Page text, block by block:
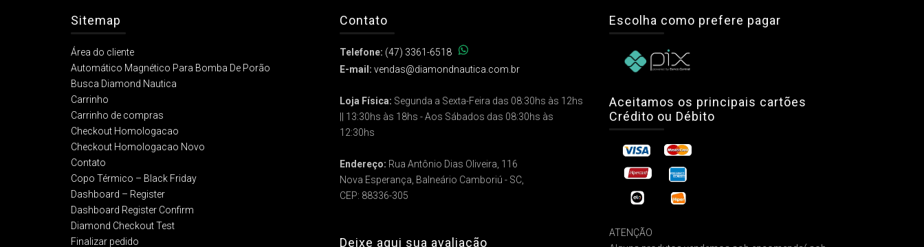
Sitemap
Área do cliente
Automático Magnético Para Bomba De Porão
Busca Diamond Nautica
Carrinho
Carrinho de compras
Checkout Homologacao
Checkout Homologacao Novo
Contato
Copo Térmico – Black Friday
Dashboard – Register
Dashboard Register Confirm
Diamond Checkout Test
Finalizar pedido
Contato
Telefone: (47) 3361-6518
E-mail: vendas@diamondnautica.com.br
Loja Física: Segunda a Sexta-Feira das 08:30hs às 12hs
|| 13:30hs às 18hs - Aos Sábados das 08:30hs às
12:30hs
Endereço: Rua Antônio Dias Oliveira, 116
Nova Esperança, Balneário Camboriú - SC,
CEP: 88336-305
Deixe aqui sua avaliação
Escolha como prefere pagar
Aceitamos os principais cartões
Crédito ou Débito
ATENÇÃO